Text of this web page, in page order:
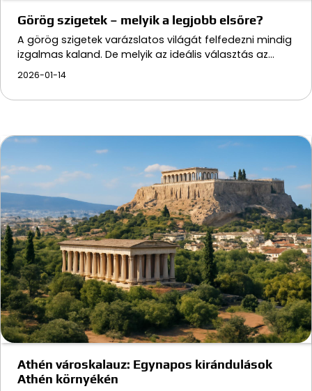
Görög szigetek – melyik a legjobb elsőre?
A görög szigetek varázslatos világát felfedezni mindig
izgalmas kaland. De melyik az ideális választás az…
2026-01-14
Athén városkalauz: Egynapos kirándulások
Athén környékén